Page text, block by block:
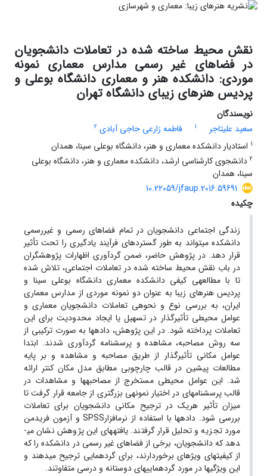
نقش محیط ساخته شده در تعاملات دانشجویان
در فضاهای غیر رسمی مدارس معماری نمونه
موردی: دانشکده هنر و معماری دانشگاه بوعلی و
پردیس هنرهای زیبای دانشگاه تهران
نویسندگان
سعید علیتاجر
1 فاطمه زارعی حاجی آبادی 2
1 استادیار دانشکده معماری و هنر، دانشگاه بوعلی سینا، همدان
2 دانشجوی کارشناسی ارشد، دانشکده معماری و هنر، دانشگاه بوعلی
سینا، همدان
10.22059/jfaup.2016.59691
چکیده
زندگی اجتماعی دانشجویان در تمام فضاهای رسمی و غیررسمی
دانشکده می­تواند به طور گسترده­ای فرآیند یادگیری را تحت تأثیر
قرار دهد. در پژوهش حاضر، ضمن گردآوری اظهارات پژوهشگران
در باب نقش محیط ساخته شده در تعاملات اجتماعی، تلاش شده
تا با مطالعه­ی کیفی دانشکده معماری دانشگاه بوعلی سینا و
پردیس هنرهای زیبا به عنوان دو نمونه موردی از مدارس معماری
ایران، به بررسی نوع و نحوه­ی تعاملات دانشجویان معماری و
عوامل محیطی تأثیرگذار در تسهیل یا ایجاد محدودیت برای این
تعاملات پرداخته شود. در این پژوهش، داده­ها به صورت ترکیبی از
سه روش مصاحبه، مشاهده و پرسشنامه گرد­آوری شدند. ابتدا
عوامل مکانی تأثیرگذار از طریق مصاحبه و مشاهده و بر پایه
مطالعات پیشین در قالب چارچوبی مطابق مدل مکان کنتر ارائه
شد. این عوامل محیطی مستخرج از مصاحبه­ها و مشاهدات در
قالب پرسشنامه­ای در اختیار نمونه­ی بزرگ­تری از جامعه قرار گرفت تا
میزان تأثیر هریک در ترجیح مکانی دانشجویان برای تعاملات
بررسی شود. داده­ها ­با استفاده از نرم­افزارSPSS و آزمون فریدمن
مورد تجزیه و تحلیل قرار گرفتند. یافته­های این پژوهش نشان می­
دهد که دانشجویان، برخی از فضاهای غیر رسمی در دانشکده را که
از کیفیت­های ویژه­ای برخوردارند، برای گردهمایی ترجیح می­دهند و
این ویژگی­ها در مورد گردهمایی­های دوستانه و درسی متفاوتند.